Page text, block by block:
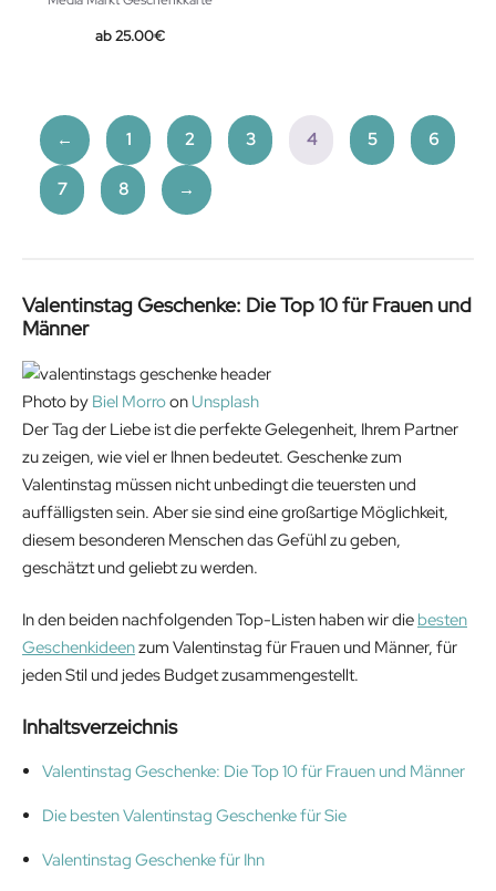
25.00€
← 1 2 3 4 5 6
7 8 →
Valentinstag Geschenke: Die Top 10 für Frauen und
Männer
Photo by Biel Morroon Unsplash
Der Tag der Liebe ist die perfekte Gelegenheit, Ihrem Partner
zu zeigen, wie viel er Ihnen bedeutet. Geschenke zum
Valentinstag müssen nicht unbedingt die teuersten und
auffälligsten sein. Aber sie sind eine großartige Möglichkeit,
diesem besonderen Menschen das Gefühl zu geben,
geschätzt und geliebt zu werden.
In den beiden nachfolgenden Top-Listen haben wir die besten
Geschenkideenzum Valentinstag für Frauen und Männer, für
jeden Stil und jedes Budget zusammengestellt.
Inhaltsverzeichnis
Valentinstag Geschenke: Die Top 10 für Frauen und Männer
Die besten Valentinstag Geschenke für Sie
Valentinstag Geschenke für Ihn